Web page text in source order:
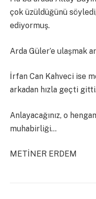
çok üzüldüğünü
ediyormuş.
Arda Güler’e ulaşmak
İrfan Can Kahveci ise
arkadan hızla geçti
Anlayacağınız, o
muhabirliği…
METİNER ERDEM